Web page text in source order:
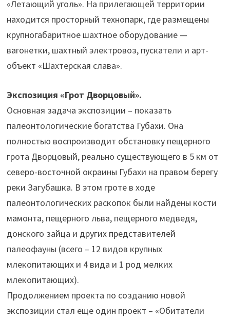
«Летающий уголь». На прилегающей территории
находится просторный технопарк, где размещены
крупногабаритное шахтное оборудование —
вагонетки, шахтный электровоз, пускатели и арт-
объект «Шахтерская слава».
Экспозиция «Грот Дворцовый».
Основная задача экспозиции – показать
палеонтологические богатства Губахи. Она
полностью воспроизводит обстановку пещерного
грота Дворцовый, реально существующего в 5 км от
северо-восточной окраины Губахи на правом берегу
реки Загубашка. В этом гроте в ходе
палеонтологических раскопок были найдены кости
мамонта, пещерного льва, пещерного медведя,
донского зайца и других представителей
палеофауны (всего – 12 видов крупных
млекопитающих и 4 вида и 1 род мелких
млекопитающих).
Продолжением проекта по созданию новой
экспозиции стал еще один проект – «Обитатели